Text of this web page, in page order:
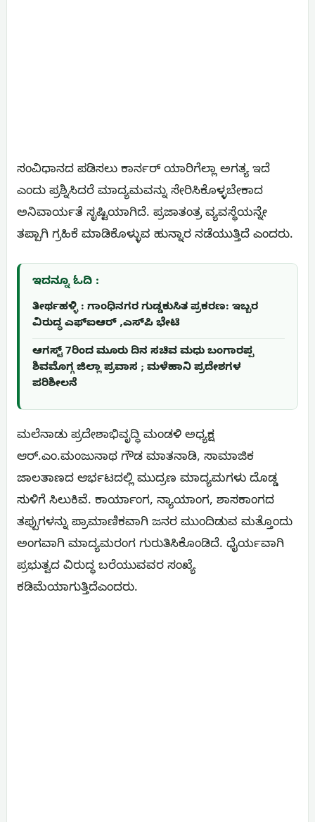
ಸಂವಿಧಾನದ ಪಡಿಸಲು ಕಾರ್ನರ್ ಯಾರಿಗೆಲ್ಲಾ ಅಗತ್ಯ ಇದೆ
ಎಂದು ಪ್ರಶ್ನಿಸಿದರೆ ಮಾದ್ಯಮವನ್ನು ಸೇರಿಸಿಕೊಳ್ಳಬೇಕಾದ
ಅನಿವಾರ್ಯತೆ ಸೃಷ್ಟಿಯಾಗಿದೆ. ಪ್ರಜಾತಂತ್ರ ವ್ಯವಸ್ಥೆಯನ್ನೇ
ತಪ್ಪಾಗಿ ಗ್ರಹಿಕೆ ಮಾಡಿಕೊಳ್ಳುವ ಹುನ್ನಾರ ನಡೆಯುತ್ತಿದೆ ಎಂದರು.
ಇದನ್ನೂ ಓದಿ :
ತೀರ್ಥಹಳ್ಳಿ : ಗಾಂಧಿನಗರ ಗುಡ್ಡಕುಸಿತ ಪ್ರಕರಣ: ಇಬ್ಬರ
ವಿರುದ್ಧ ಎಫ್‌ಐಆರ್ ,ಎಸ್‌ಪಿ ಭೇಟಿ
ಆಗಸ್ಟ್ 7ರಿಂದ ಮೂರು ದಿನ ಸಚಿವ ಮಧು ಬಂಗಾರಪ್ಪ
ಶಿವಮೊಗ್ಗ ಜಿಲ್ಲಾ ಪ್ರವಾಸ ; ಮಳೆಹಾನಿ ಪ್ರದೇಶಗಳ
ಪರಿಶೀಲನೆ
ಮಲೆನಾಡು ಪ್ರದೇಶಾಭಿವೃದ್ಧಿ ಮಂಡಳಿ ಅಧ್ಯಕ್ಷ
ಆರ್.ಎಂ.ಮಂಜುನಾಥ ಗೌಡ ಮಾತನಾಡಿ, ಸಾಮಾಜಿಕ
ಜಾಲತಾಣದ ಆರ್ಭಟದಲ್ಲಿ ಮುದ್ರಣ ಮಾದ್ಯಮಗಳು ದೊಡ್ಡ
ಸುಳಿಗೆ ಸಿಲುಕಿವೆ. ಕಾರ್ಯಾಂಗ, ನ್ಯಾಯಾಂಗ, ಶಾಸಕಾಂಗದ
ತಪ್ಪುಗಳನ್ನು ಪ್ರಾಮಾಣಿಕವಾಗಿ ಜನರ ಮುಂದಿಡುವ ಮತ್ತೊಂದು
ಅಂಗವಾಗಿ ಮಾದ್ಯಮರಂಗ ಗುರುತಿಸಿಕೊಂಡಿದೆ. ಧೈರ್ಯವಾಗಿ
ಪ್ರಭುತ್ವದ ವಿರುದ್ಧ ಬರೆಯುವವರ ಸಂಖ್ಯೆ
ಕಡಿಮೆಯಾಗುತ್ತಿದೆಎಂದರು.